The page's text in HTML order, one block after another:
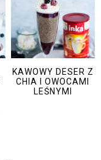
KAWOWY DESER Z
CHIA I OWOCAMI
LEŚNYMI